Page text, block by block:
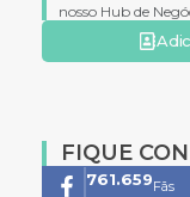
nosso Hub de
FIQUE
761.659Fãs